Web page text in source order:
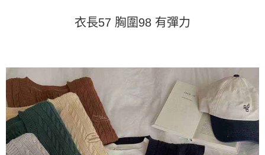
１．透過由恩沛科技股份有限公司提供之「AFTEE先享後付」服務完成之交
３．未成年的使用者請事先徵得法定代理人或監護人之同意方可使用
「AFTEE先享後付」，若未經同意申辦者引起之損失，本公司不負相關責
任。
４．使用「AFTEE先享後付」時，將依據個別帳號之用戶狀況，依本公司即
時審查核予不同之上限額度；若仍有額度不足之情形，本公司將視審查結果
請求用戶進行身份認證。
５．嚴禁一人註冊多個帳號或使用他人資訊註冊。若發現惡意使用之情形，
恩沛科技股份有限公司將有權停止該用戶之使用額度並採取法律行動。
每筆NT$70，滿NT$499(含以上)免運費
衣長57 胸圍98 有彈力